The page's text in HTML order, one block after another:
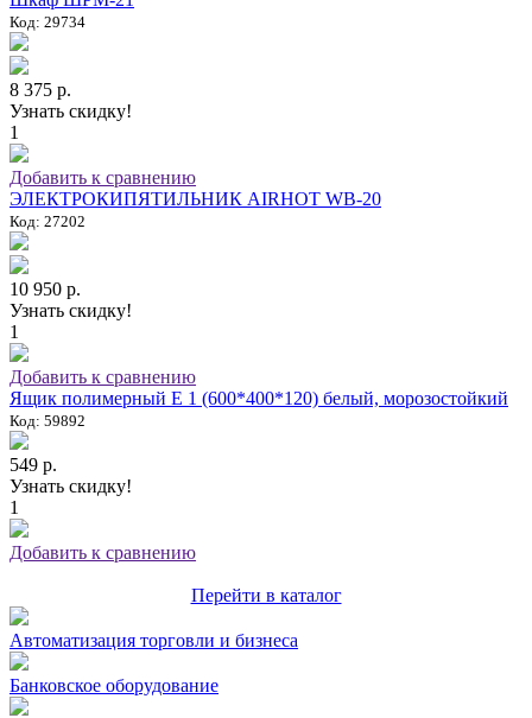
Код: 29734
8 375 р.
Узнать скидку!
1
Добавить к сравнению
ЭЛЕКТРОКИПЯТИЛЬНИК AIRHOT WB-20
Код: 27202
10 950 р.
Узнать скидку!
1
Добавить к сравнению
Ящик полимерный E 1 (600*400*120) белый, морозостойкий
Код: 59892
549 р.
Узнать скидку!
1
Добавить к сравнению
Перейти в каталог
Автоматизация торговли и бизнеса
Банковское оборудование